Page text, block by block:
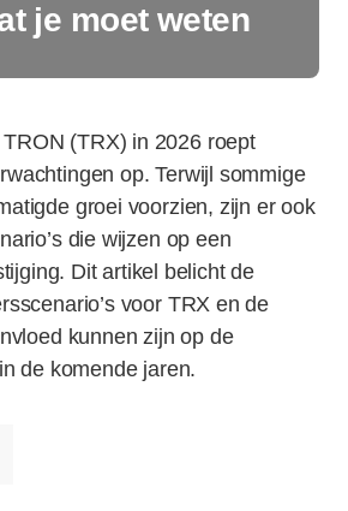
je moet weten
(TRX) in 2026 roept
op. Terwijl sommige
groei voorzien, zijn er ook
die wijzen op een
Dit artikel belicht de
voor TRX en de
kunnen zijn op de
de komende jaren.